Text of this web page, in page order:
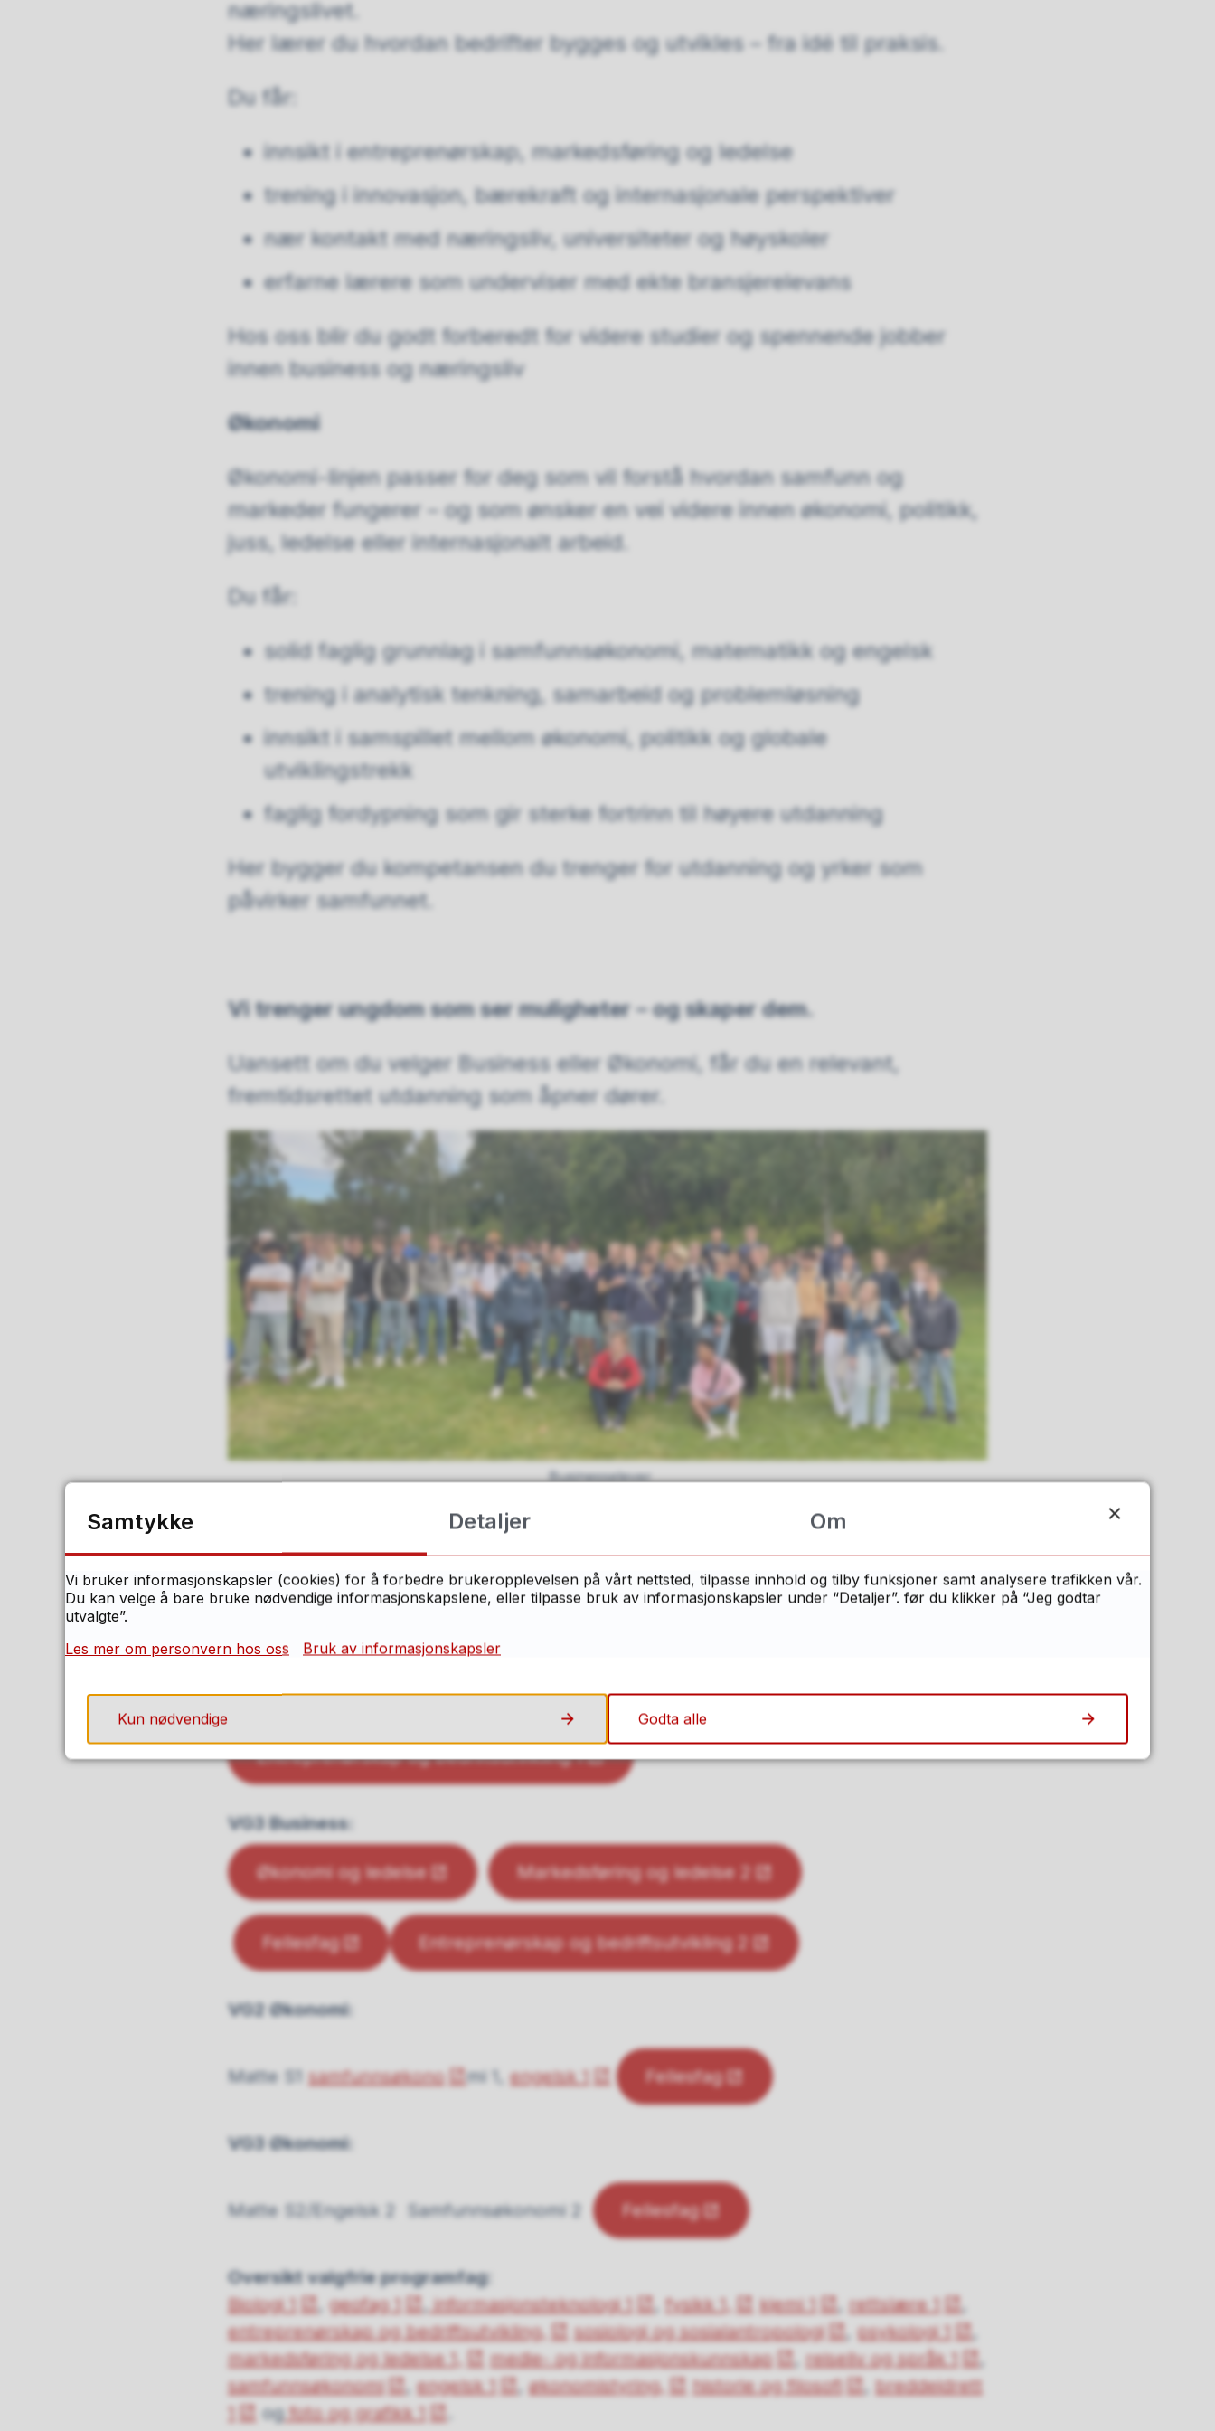
næringslivet.
Her lærer du hvordan bedrifter bygges og utvikles – fra idé til praksis.
Du får:
innsikt i entreprenørskap, markedsføring og ledelse
trening i innovasjon, bærekraft og internasjonale perspektiver
nær kontakt med næringsliv, universiteter og høyskoler
erfarne lærere som underviser med ekte bransjerelevans
Hos oss blir du godt forberedt for videre studier og spennende jobber
innen business og næringsliv
Økonomi
Økonomi-linjen passer for deg som vil forstå hvordan samfunn og
markeder fungerer – og som ønsker en vei videre innen økonomi, politikk,
juss, ledelse eller internasjonalt arbeid.
Du får:
solid faglig grunnlag i samfunnsøkonomi, matematikk og engelsk
trening i analytisk tenkning, samarbeid og problemløsning
innsikt i samspillet mellom økonomi, politikk og globale
utviklingstrekk
faglig fordypning som gir sterke fortrinn til høyere utdanning
Her bygger du kompetansen du trenger for utdanning og yrker som
påvirker samfunnet.
Vi trenger ungdom som ser muligheter – og skaper dem.
Uansett om du velger Business eller Økonomi, får du en relevant,
fremtidsrettet utdanning som åpner dører.
Businesselever
Entreprenørskap og bedriftsutvikling 1
VG3 Business:
Økonomi og ledelse Markedsføring og ledelse 2
Fellesfag Entreprenørskap og bedriftsutvikling 2
VG2 Økonomi:
Matte S1 samfunnsøkono mi 1,engelsk 1 Fellesfag
VG3 Økonomi:
Matte S2/Engelsk 2 Samfunnsøkonomi 2 Fellesfag
Oversikt valgfrie programfag:
Biologi 1
geofag 1 ,informasjonsteknologi 1 fysikk 1, kjemi 1 rettslære 1
entreprenørskap og bedriftsutvikling,
sosiologi og sosialantropologi psykologi 1
markedsføring og ledelse 1,
medie- og informasjonskunnskap reiseliv og språk 1
samfunnsøkonomi
,engelsk 1 ,økonomistyring, historie og filosofi
breddeidrett
ogfoto og grafikk 1
Samtykke Detaljer Om
Vi bruker informasjonskapsler (cookies) for å forbedre brukeropplevelsen på vårt nettsted, tilpasse innhold og tilby funksjoner samt analysere trafikken vår.
Du kan velge å bare bruke nødvendige informasjonskapslene, eller tilpasse bruk av informasjonskapsler under “Detaljer”. før du klikker på “Jeg godtar
utvalgte”.
Les mer om personvern hos oss
Bruk av informasjonskapsler
Kun nødvendige Godta alle